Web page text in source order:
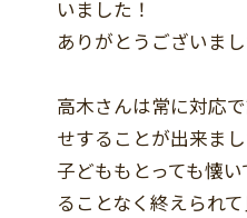
いました！
ありがとうございまし
高木さんは常に対応
せすることが出来まし
子どももとっても懐
ることなく終えられ